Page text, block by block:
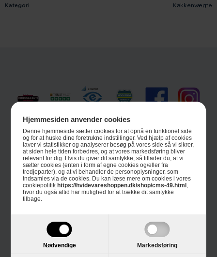
Hjemmesiden anvender cookies
Denne hjemmeside sætter cookies for at opnå en funktionel side
og for at huske dine foretrukne indstillinger. Ved hjælp af cookies
laver vi statistikker og analyserer besøg på vores side så vi sikrer,
at siden hele tiden forbedres, og at vores markedsføring bliver
relevant for dig. Hvis du giver dit samtykke, så tillader du, at vi
sætter cookies (enten i form af egne cookies og/eller fra
tredjeparter), og at vi behandler de personoplysninger, som
indsamles via de cookies. Du kan læse mere om cookies i vores
cookiepolitikhttps://hvidevareshoppen.dk/shop/cms-49.html
hvor du også altid har mulighed for at trække dit samtykke
tilbage.
Nødvendige Markedsføring
Kategori Køkkenvægte
Informationer
Om Hvidevareshoppen.dk
Trustpilot
E-mærket